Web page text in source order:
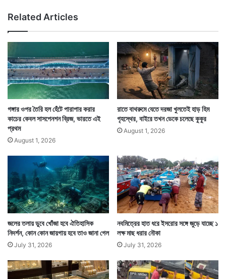
চিকিৎসক সামনে থাকা সত্ত্বেও তিনিই বা কি বলে এটা হতে দিলেন
তা নিয়েও প্রশ্ন উঠছে। পুলিশ গোটা ঘটনার তদন্ত শুরু করেছে।
Tags National News
ত্যা
র
অ
যো
গ
,
পা
ত্তা
স্বা
মী
বা
ড়ি
র
লো
ক
জ
Related Articles
গঙ্গার ওপর তৈরি হল হেঁটে পারাপার করার
কাচের কেবল সাসপেনশন ব্রিজ, ভারতে এই
প্রথম
August 1, 2026
রাতে বাথরুমে যেতে দরজা খুলতেই হাড় হিম
গৃহস্থের, বাইরে তখন ডেকে চলেছে কুকুর
August 1, 2026
জলের তলায় ডুবে খোঁজা হবে ঐতিহাসিক
নিদর্শন, কোন কোন জায়গায় হবে তাও জানা গেল
July 31, 2026
নবমিত্রের হাত ধরে ইসরোর সঙ্গে জুড়ে যাচ্ছে ১
লক্ষ মাছ ধরার নৌকা
July 31, 2026